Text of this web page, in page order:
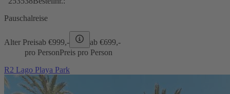
Pauschalreise
Alter Preisab €999,- ab €699,-
pro PersonPreis pro Person
R2 Lago Playa Park